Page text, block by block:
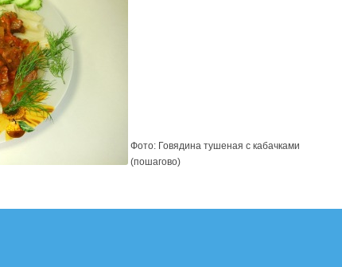
Фото: Говядина тушеная с кабачками
(пошагово)